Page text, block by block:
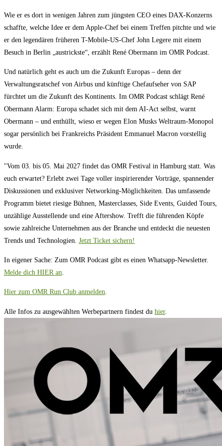
Wie er es dort in wenigen Jahren zum jüngsten CEO eines DAX-Konzerns
schaffte, welche Idee er dem Apple-Chef bei einem Treffen pitchte und wie
er den legendären früheren T-Mobile-US-Chef John Legere mit einem
Besuch in Berlin „austrickste“, erzählt René Obermann im OMR Podcast.
Und natürlich geht es auch um die Zukunft Europas – denn der
Verwaltungsratschef von Airbus und künftige Chefaufseher von SAP
fürchtet um die Zukunft des Kontinents. Im OMR Podcast schlägt René
Obermann Alarm: Europa schadet sich mit dem AI-Act selbst, warnt
Obermann – und enthüllt, wieso er wegen Elon Musks Weltraum-Monopol
sogar persönlich bei Frankreichs Präsident Emmanuel Macron vorstellig
wurde.
"Vom 03. bis 05. Mai 2027 findet das OMR Festival in Hamburg statt. Was
euch erwartet? Erlebt zwei Tage voller inspirierender Vorträge, spannender
Diskussionen und exklusiver Networking-Möglichkeiten. Das umfassende
Programm bietet riesige Bühnen, Masterclasses, Side Events, Guided Tours,
unzählige Ausstellende und eine Aftershow. Trefft die führenden Köpfe
sowie zahlreiche Unternehmen aus der Branche und entdeckt die neuesten
Trends und Technologien. Jetzt Ticket sichern!
In eigener Sache: Zum OMR Podcast gibt es einen Whatsapp-Newsletter.
Melde dich HIER an
Hier zum OMR Run Club anmelden.
Alle Infos zu ausgewählten Werbepartnern findest du hier.